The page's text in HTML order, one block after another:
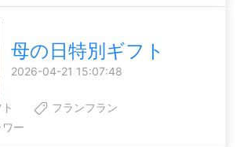
母の日特別ギフト
2026-04-21 15:07:48
フランフラン
ー